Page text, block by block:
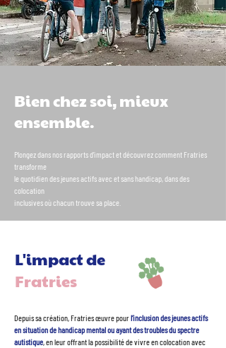
Bien chez soi, mieux
ensemble.
Plongez dans nos rapports d’impact et découvrez comment Fratries
transforme
le quotidiendes jeunes actifs avec et sans handicap,dans des
colocation
inclusivesoù chacun trouve sa place.
L'impact de
Fratries
Depuis sa création, Fratries œuvre pourl’inclusion des jeunes actifs
en situation de handicap mental ou ayant des troubles du spectre
autistique, en leur offrant la possibilité de vivre en colocation avec